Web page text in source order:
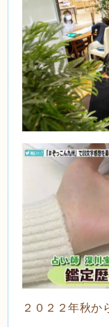
２０２２年秋か